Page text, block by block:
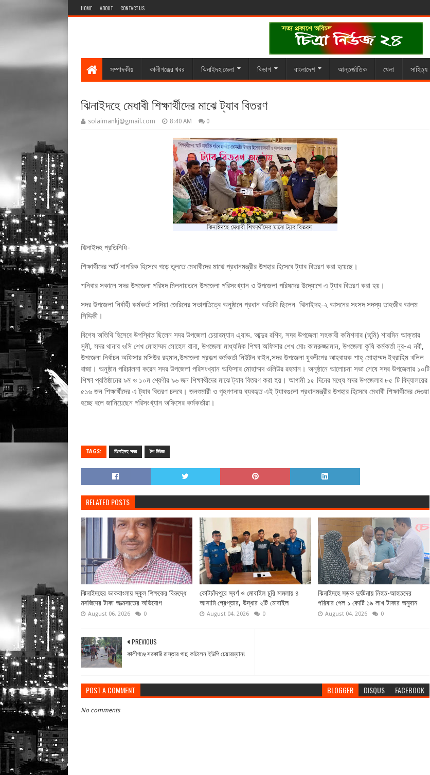
HOME ABOUT CONTACT US
সম্পাদকীয় কালীগঞ্জের খবর ঝিনাইদহ জেলা বিভাগ বাংলাদেশ আন্তর্জাতিক খেলা সাহিত্য
ঝিনাইদহে মেধাবী শিক্ষার্থীদের মাঝে ট্যাব বিতরণ
solaimankj@gmail.com 8:40 AM 0
ঝিনাইদহ প্রতিনিধি-
শিক্ষার্থীদের স্মার্ট নাগরিক হিসেবে গড়ে তুলতে মেধাবীদের মাঝে প্রধানমন্ত্রীর উপহার হিসেবে ট্যাব বিতরণ করা হয়েছে।
শনিবার সকালে সদর উপজেলা পরিষদ মিলনায়তনে উপজেলা পরিসংখ্যান ও উপজেলা পরিষদের উদ্যোগে এ ট্যাব বিতরণ করা হয়।
সদর উপজেলা নির্বাহী কর্মকর্তা সাদিয়া জেরিনের সভাপতিত্বে অনুষ্ঠানে প্রধান অতিথি ছিলেন ঝিনাইদহ-২ আসনের সংসদ সদস্য তাহজীব আলম
সিদ্দিকী।
বিশেষ অতিথি হিসেবে উপস্থিত ছিলেন সদর উপজেলা চেয়ারম্যান এ্যাড. আব্দুর রশিদ, সদর উপজেলা সহকারী কমিশনার (ভূমি) শারমিন আক্তার
সুমী, সদর থানার ওসি শেখ মোহাম্মদ সোহেল রানা, উপজেলা মাধ্যমিক শিক্ষা অফিসার শেখ মোঃ কামরুজ্জামান, উপজেলা কৃষি কর্মকর্তা নূর-এ নবী,
উপজেলা নির্বাচন অফিসার মসিউর রহমান,উপজেলা প্রকল্প কর্মকর্তা নিউটন বাইন,সদর উপজেলা যুবলীগের আহবায়ক শাহ্ মোহাম্মদ ইব্রাহিম খলিল
রাজা। অনুষ্ঠান পরিচালনা করেন সদর উপজেলা পরিসংখ্যান অফিসার মোহাম্মদ ওলিউর রহমান। অনুষ্ঠানে আলোচনা সভা শেষে সদর উপজেলার ১০টি
শিক্ষা প্রতিষ্ঠানের ৯ম ও ১০ম শ্রেণীর ৯৬ জন শিক্ষার্থীদের মাঝে ট্যাব বিতরণ করা হয়। আগামী ১৫ দিনের মধ্যে সদর উপজেলার ৮৫ টি বিদ্যালয়ের
৫১৬ জন শিক্ষার্থীদের এ ট্যাব বিতরণ চলবে। জনশুমারী ও গৃহগণনায় ব্যবহৃত এই ট্যাবগুলো প্রধানমন্ত্রীর উপহার হিসেবে মেধাবী শিক্ষার্থীদের দেওয়া
হচ্ছে বলে জানিয়েছেন পরিসংখ্যান অফিসের কর্মকর্তারা।
TAGS: ঝিনাইদহ সদর টপ নিউজ
RELATED POSTS
ঝিনাইদহের ডাকবাংলায় স্কুল শিক্ষকের বিরুদ্ধে
মসজিদের টাকা আত্মসাতের অভিযোগ
August 06, 2026 0
কোটচাঁদপুরে স্বর্ণ ও মোবাইল চুরি মামলায় ৪
আসামি গ্রেপ্তার, উদ্ধার ২টি মোবাইল
August 04, 2026 0
ঝিনাইদহে সড়ক দুর্ঘটনায় নিহত-আহতদের
পরিবার পেল ১ কোটি ১৯ লাখ টাকার অনুদান
August 04, 2026 0
PREVIOUS
কালীগঞ্জে সরকারি রাস্তার গাছ কাটলেন ইউপি চেয়ারম্যান!
POST A COMMENT BLOGGER DISQUS FACEBOOK
No comments